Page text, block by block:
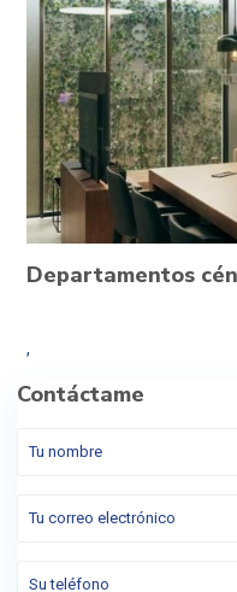
Departamentos
,
Contáctame